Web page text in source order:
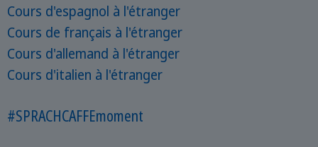
Cours d'espagnol à l'étranger
Cours de français à l'étranger
Cours d'allemand à l'étranger
Cours d'italien à l'étranger
#SPRACHCAFFEmoment